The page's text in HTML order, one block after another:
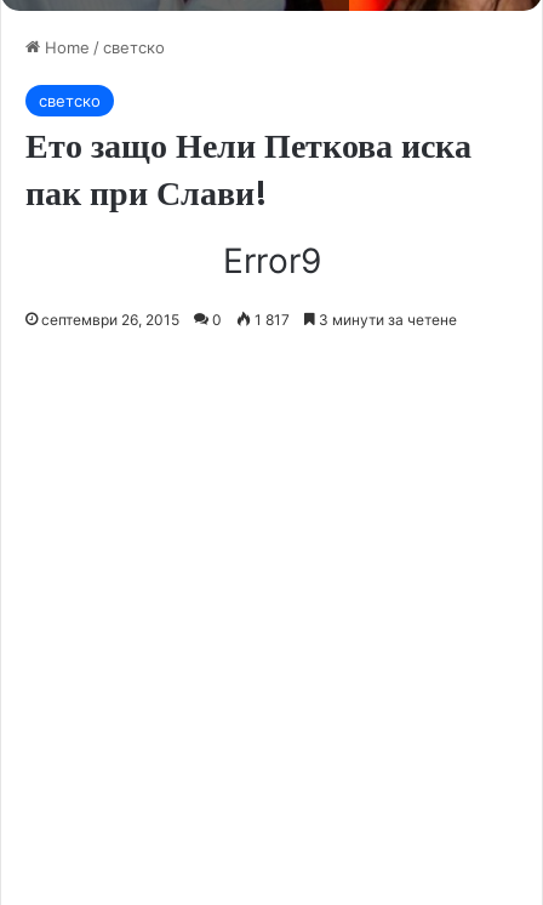
Home /светско
светско
Ето защо Нели Петкова иска
пак при Слави!
Error9
септември 26, 2015 0 1 817 3 минути за четене